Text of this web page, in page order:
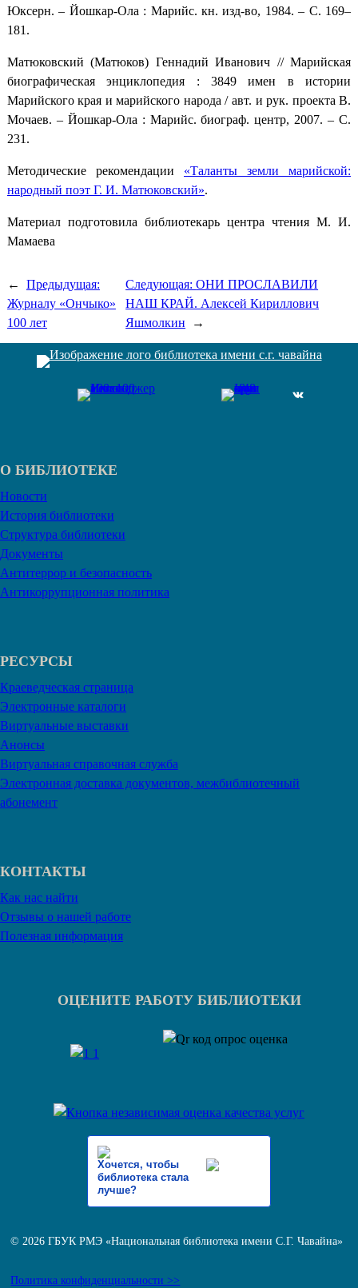
Юксерн. – Йошкар-Ола : Марийс. кн. изд-во, 1984. – С. 169–
181.
Матюковский (Матюков) Геннадий Иванович // Марийская
биографическая энциклопедия : 3849 имен в истории
Марийского края и марийского народа / авт. и рук. проекта В.
Мочаев. – Йошкар-Ола : Марийс. биограф. центр, 2007. – С.
231.
Методические рекомендации «Таланты земли марийской:
народный поэт Г. И. Матюковский».
Материал подготовила библиотекарь центра чтения М. И.
Мамаева
←
Предыдущая:
Журналу «Ончыко»
100 лет
Следующая:ОНИ ПРОСЛАВИЛИ
НАШ КРАЙ. Алексей Кириллович
Яшмолкин
→
ВКонтакте
О БИБЛИОТЕКЕ
Новости
История библиотеки
Структура библиотеки
Документы
Антитеррор и безопасность
Антикоррупционная политика
РЕСУРСЫ
Краеведческая страница
Электронные каталоги
Виртуальные выставки
Анонсы
Виртуальная справочная служба
Электронная доставка документов, межбиблиотечный
абонемент
КОНТАКТЫ
Как нас найти
Отзывы о нашей работе
Полезная информация
ОЦЕНИТЕ РАБОТУ БИБЛИОТЕКИ
Хочется, чтобы
библиотека стала
лучше?
© 2026 ГБУК РМЭ «Национальная библиотека имени С.Г. Чавайна»
Политика конфиденциальности >>